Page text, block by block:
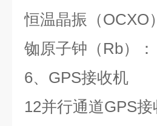
恒温晶振（OCXO
铷原子钟（ Rb）：
6、 GPS接收机
12并行通道GPS接